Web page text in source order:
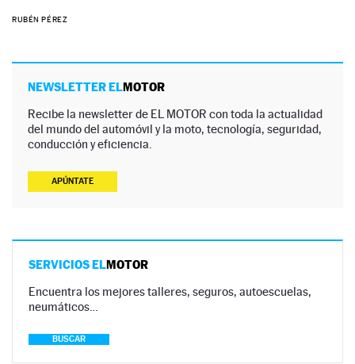
RUBÉN PÉREZ
NEWSLETTER ELMOTOR
Recibe la newsletter de EL MOTOR con toda la actualidad
del mundo del automóvil y la moto, tecnología, seguridad,
conducción y eficiencia.
APÚNTATE
SERVICIOS ELMOTOR
Encuentra los mejores talleres, seguros, autoescuelas,
neumáticos…
BUSCAR